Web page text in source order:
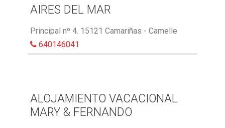
AIRES DEL MAR
Principal nº 4. 15121 Camariñas - Camelle
640146041
ALOJAMIENTO VACACIONAL
MARY & FERNANDO